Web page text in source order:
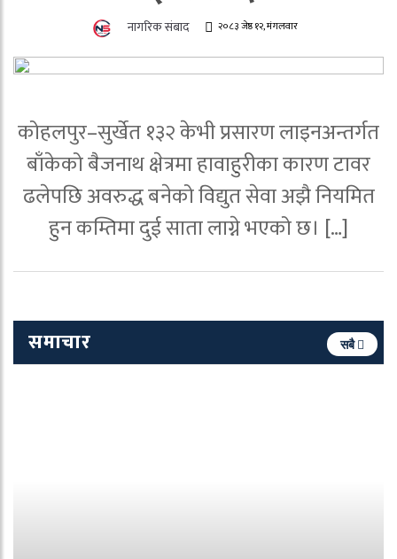
नागरिक संबाद २०८३ जेष्ठ १२, मंगलवार
कोहलपुर–सुर्खेत १३२ केभी प्रसारण लाइनअन्तर्गत
बाँकेको बैजनाथ क्षेत्रमा हावाहुरीका कारण टावर
ढलेपछि अवरुद्ध बनेको विद्युत सेवा अझै नियमित
हुन कम्तिमा दुई साता लाग्ने भएको छ। […]
समाचार सबै